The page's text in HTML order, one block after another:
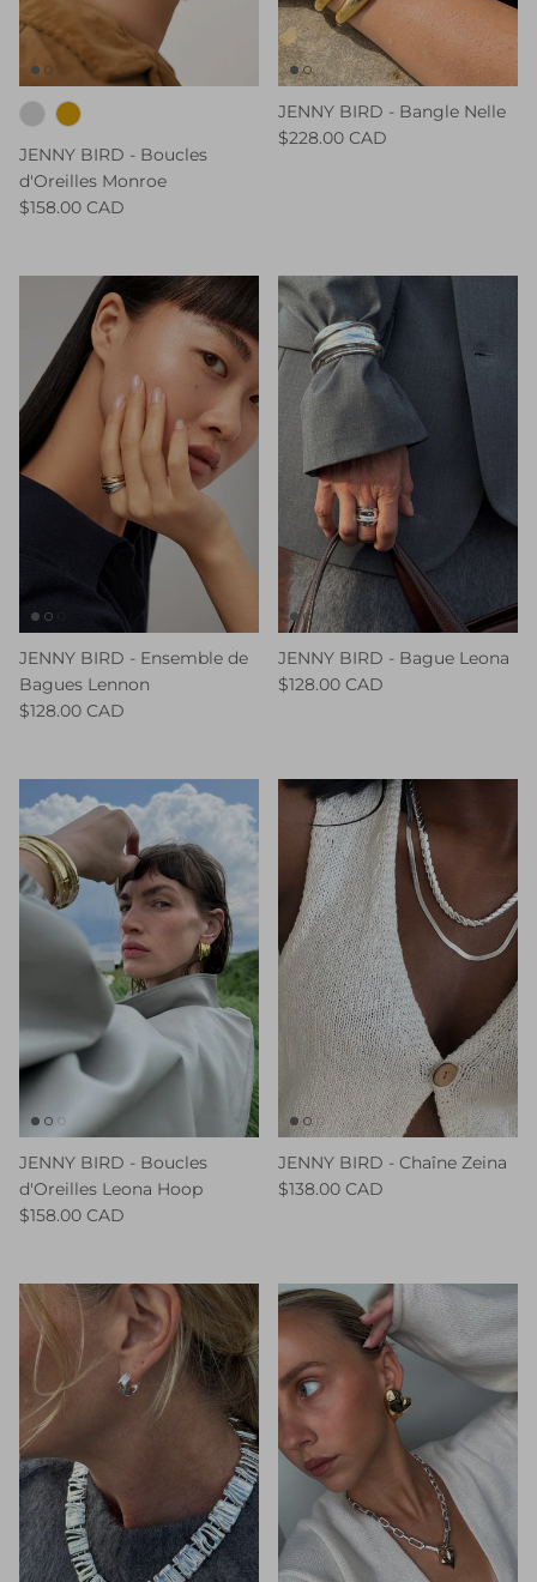
JENNY BIRD - Boucles
d'Oreilles Monroe
$158.00 CAD
JENNY BIRD - Bangle Nelle
$228.00 CAD
JENNY BIRD - Ensemble de
Bagues Lennon
$128.00 CAD
JENNY BIRD - Bague Leona
$128.00 CAD
JENNY BIRD - Boucles
d'Oreilles Leona Hoop
$158.00 CAD
JENNY BIRD - Chaîne Zeina
$138.00 CAD